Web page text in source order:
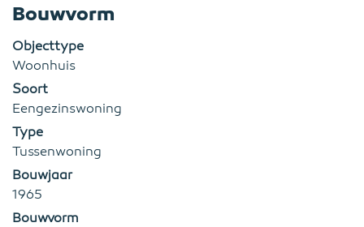
Bouwvorm
Objecttype
Woonhuis
Soort
Eengezinswoning
Type
Tussenwoning
Bouwjaar
1965
Bouwvorm